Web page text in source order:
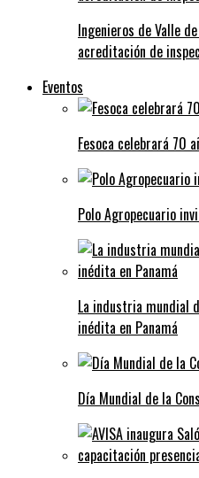
Ingenieros de Valle
acreditación de
Eventos
Fesoca celebrará 70
Polo Agropecuario
La industria mundial
inédita en Panamá
Día Mundial de la